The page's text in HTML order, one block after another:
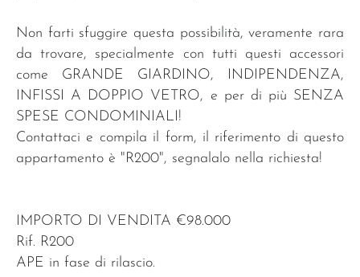
Non farti sfuggire questa possibilità, veramente rara
da trovare, specialmente con tutti questi accessori
come GRANDE GIARDINO, INDIPENDENZA,
INFISSI A DOPPIO VETRO, e per di più SENZA
SPESE CONDOMINIALI!
Contattaci e compila il form, il riferimento di questo
appartamento è "R200", segnalalo nella richiesta!
IMPORTO DI VENDITA €98.000
Rif. R200
APE in fase di rilascio.